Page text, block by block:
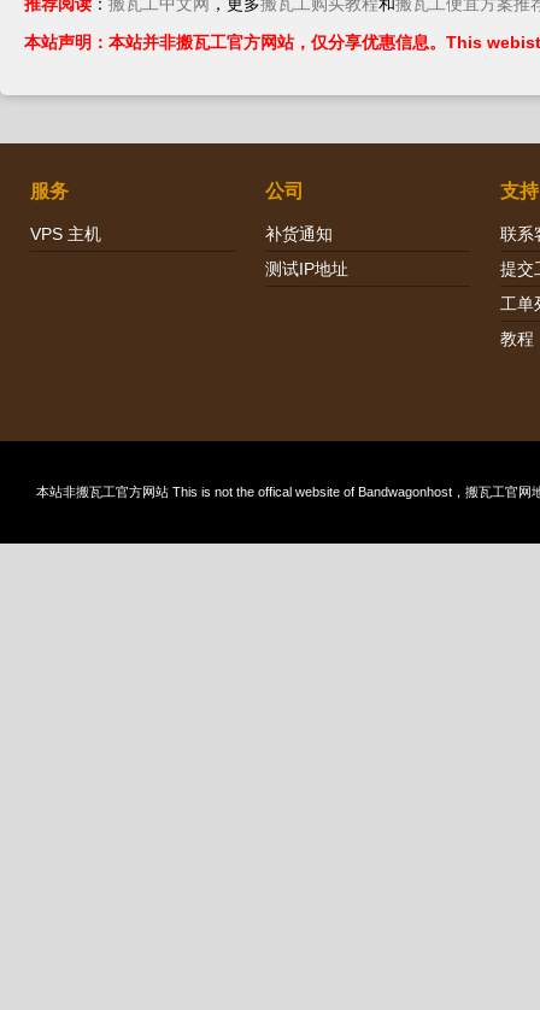
本站声明：本站并非搬瓦工官方网站，仅分享优惠信息。This
服务
VPS 主机
公司
补货通知
测试IP地址
支持
联系
提交
工单
教程
本站非搬瓦工官方网站 This is not the offical website of Bandwagonhost，搬瓦工官网